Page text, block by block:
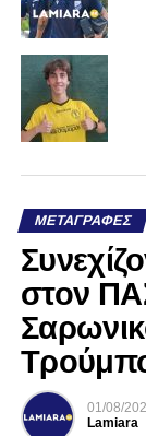
ΜΕΤΑΓΡΑΦΈΣ
στον
01/08/
Lamiara